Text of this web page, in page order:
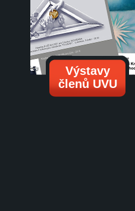
Výstavy
členů UVU